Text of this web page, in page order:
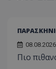
Πιο